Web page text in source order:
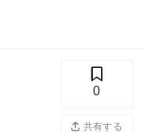
0
共有する